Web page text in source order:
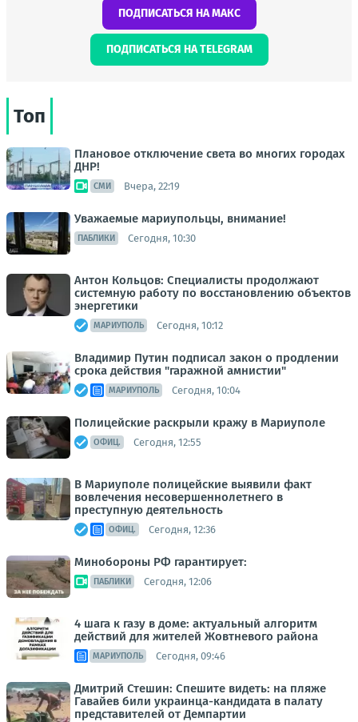
ПОДПИСАТЬСЯ НА МАКС
ПОДПИСАТЬСЯ НА TELEGRAM
Топ
Плановое отключение света во многих городах
ДНР!
СМИ Вчера, 22:19
Уважаемые мариупольцы, внимание!
ПАБЛИКИ Сегодня, 10:30
Антон Кольцов: Специалисты продолжают
системную работу по восстановлению объектов
энергетики
МАРИУПОЛЬ Сегодня, 10:12
Владимир Путин подписал закон о продлении
срока действия "гаражной амнистии"
МАРИУПОЛЬ Сегодня, 10:04
Полицейские раскрыли кражу в Мариуполе
ОФИЦ. Сегодня, 12:55
В Мариуполе полицейские выявили факт
вовлечения несовершеннолетнего в
преступную деятельность
ОФИЦ. Сегодня, 12:36
Минобороны РФ гарантирует:
ПАБЛИКИ Сегодня, 12:06
4 шага к газу в доме: актуальный алгоритм
действий для жителей Жовтневого района
МАРИУПОЛЬ Сегодня, 09:46
Дмитрий Стешин: Спешите видеть: на пляже
Гавайев били украинца-кандидата в палату
представителей от Демпартии